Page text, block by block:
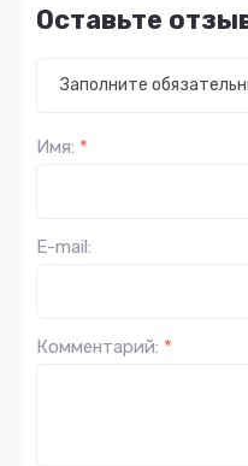
Оставьте
Заполните
Имя: *
E-mail:
Комментарий: *